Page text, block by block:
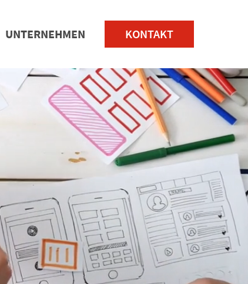
UNTERNEHMEN KONTAKT